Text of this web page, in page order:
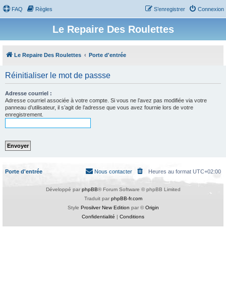
FAQ Règles Connexion
S’enregistrer
Le Repaire Des Roulettes
Le Repaire Des Roulettes Porte d'entrée
Réinitialiser le mot de passse
Adresse courriel :
Adresse courriel associée à votre compte. Si vous ne l’avez pas modifiée via votre
panneau d’utilisateur, il s’agit de l’adresse que vous avez fournie lors de votre
enregistrement.
Porte d'entrée Heures au format UTC+02:00
Nous contacter
Développé par phpBB® Forum Software © phpBB Limited
Traduit par phpBB-fr.com
Style Prosilver New Edition par ©Origin
Confidentialité | Conditions